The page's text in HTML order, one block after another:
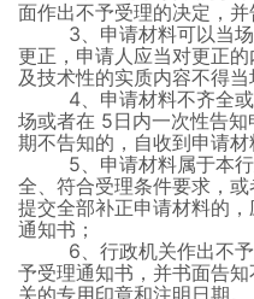
面作出不予受理的决定，
3、申请材料可以当
更正，申请人应当对更正
及技术性的实质内容不得当
4、申请材料不齐全
场或者在 5日内一次性告
期不告知的，自收到申请材
5、申请材料属于本
全、符合受理条件要求，
提交全部补正申请材料的
通知书；
6、行政机关作出不
予受理通知书，并书面告
关的专用印章和注明日期。